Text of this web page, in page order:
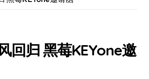
回归 黑莓KEYone邀